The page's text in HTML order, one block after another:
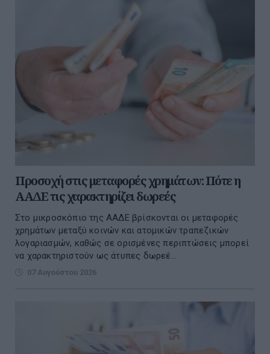
Προσοχή στις μεταφορές χρημάτων: Πότε η
ΑΑΔΕ τις χαρακτηρίζει δωρεές
Στο μικροσκόπιο της ΑΑΔΕ βρίσκονται οι μεταφορές
χρημάτων μεταξύ κοινών και ατομικών τραπεζικών
λογαριασμών, καθώς σε ορισμένες περιπτώσεις μπορεί
να χαρακτηριστούν ως άτυπες δωρεέ...
07 Αυγούστου 2026